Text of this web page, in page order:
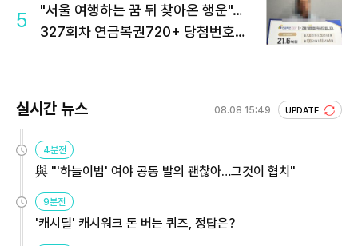
5
"서울 여행하는 꿈 뒤 찾아온 행운"…
327회차 연금복권720+ 당첨번호조
실시간 뉴스 08.08 15:49 UPDATE
4분전
與 "'하늘이법' 여야 공동 발의 괜찮아…그것이 협치"
9분전
'캐시딜' 캐시워크 돈 버는 퀴즈, 정답은?